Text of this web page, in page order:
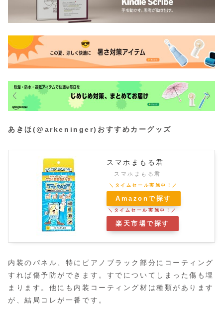
あきほ(@arkeninger)おすすめカーグッズ
スマホまもる君
スマホまもる君
Amazonで探す
楽天市場で探す
内装のパネル、特にピアノブラック部分にコーティング
すれば傷予防ができます。すでについてしまった傷も埋
まります。他にも内装コーティング材は種類があります
が、結局コレが一番です。